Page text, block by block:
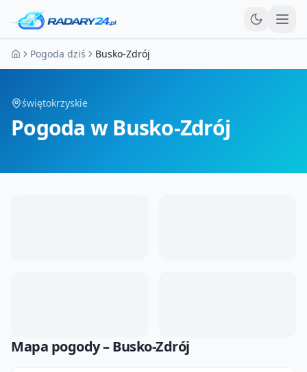
Strona główna
Pogoda dziś Busko-Zdrój
świętokrzyskie
Pogoda w Busko-Zdrój
Mapa pogody –Busko-Zdrój